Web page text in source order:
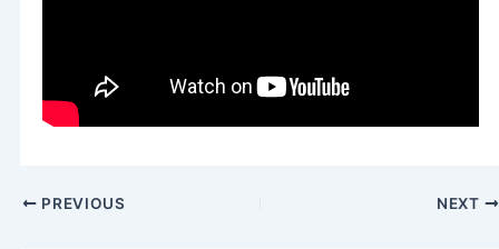
PREVIOUS NEXT